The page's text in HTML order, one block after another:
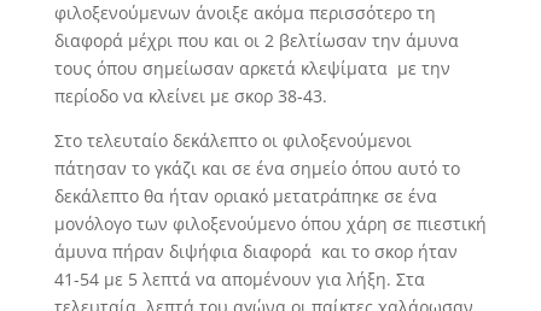
φιλοξενούμενων άνοιξε ακόμα περισσότερο τη
διαφορά μέχρι που και οι 2 βελτίωσαν την άμυνα
τους όπου σημείωσαν αρκετά κλεψίματα με την
περίοδο να κλείνει με σκορ 38-43.
Στο τελευταίο δεκάλεπτο οι φιλοξενούμενοι
πάτησαν το γκάζι και σε ένα σημείο όπου αυτό το
δεκάλεπτο θα ήταν οριακό μετατράπηκε σε ένα
μονόλογο των φιλοξενούμενο όπου χάρη σε πιεστική
άμυνα πήραν διψήφια διαφορά και το σκορ ήταν
41-54 με 5 λεπτά να απομένουν για λήξη. Στα